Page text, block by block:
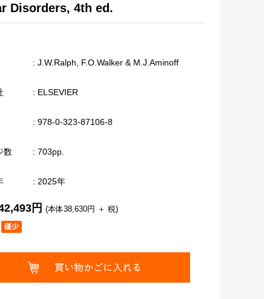
Disorders, 4th ed.
: J.W.Ralph, F.O.Walker & M.J.Aminoff
: ELSEVIER
: 978-0-323-87106-8
数 : 703pp.
: 2025年
円 (本体38,630円 ＋ 税)